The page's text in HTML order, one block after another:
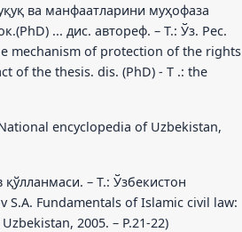
ва манфаатларини муҳофаза
... дис. автореф. – Т.: Ўз. Рес.
mechanism of protection of the rights
of the thesis. dis. (PhD) - T .: the
encyclopedia of Uzbekistan,
– Т.: Ўзбекистон
S.A. Fundamentals of Islamic civil law:
2005. – P.21-22)